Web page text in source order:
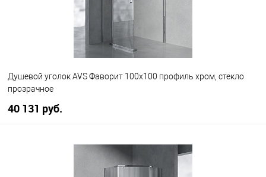
Душевой уголок AVS Фаворит 100x100 профиль хром, стекло
прозрачное
40 131 руб.
В корзину